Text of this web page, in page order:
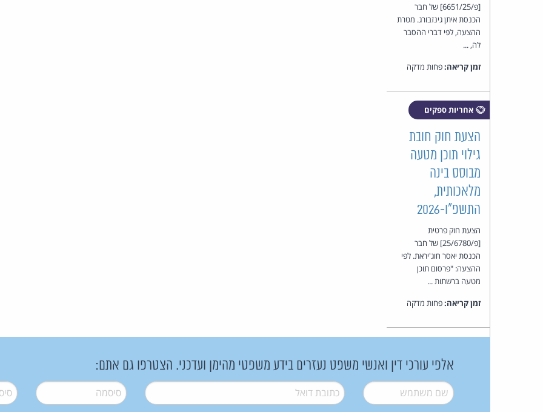
[פ/6651/25] של חבר
הכנסת איתן גינזבורג. מטרת
ההצעה, לפי דברי ההסבר
לה, ...
זמן קריאה:פחות מדקה
אחריות ספקים
הצעת חוק חובת
גילוי תוכן מטעה
מבוסס בינה
מלאכותית,
התשפ״ו-2026
הצעת חוק פרטית
[פ/25/6780] של חבר
הכנסת יאסר חוג'יראת. לפי
ההצעה: "פרסום תוכן
מטעה ברשתות ...
זמן קריאה:פחות מדקה
אלפי עורכי דין ואנשי משפט נעזרים בידע משפטי מהימן ועדכני. הצטרפו גם אתם:
שם משתמש* דואל* סיסמה*